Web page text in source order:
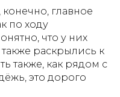
конечно, главное
по ходу
что у них
раскрылись к
также, как рядом с
это дорого